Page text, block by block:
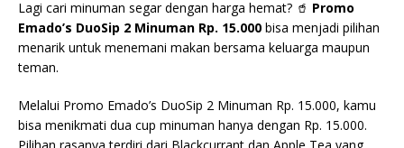
Lagi cari minuman segar dengan harga hemat? 🥤 Promo
Emado’s DuoSip 2 Minuman Rp. 15.000 bisa menjadi pilihan
menarik untuk menemani makan bersama keluarga maupun
teman.
Melalui Promo Emado’s DuoSip 2 Minuman Rp. 15.000, kamu
bisa menikmati dua cup minuman hanya dengan Rp. 15.000.